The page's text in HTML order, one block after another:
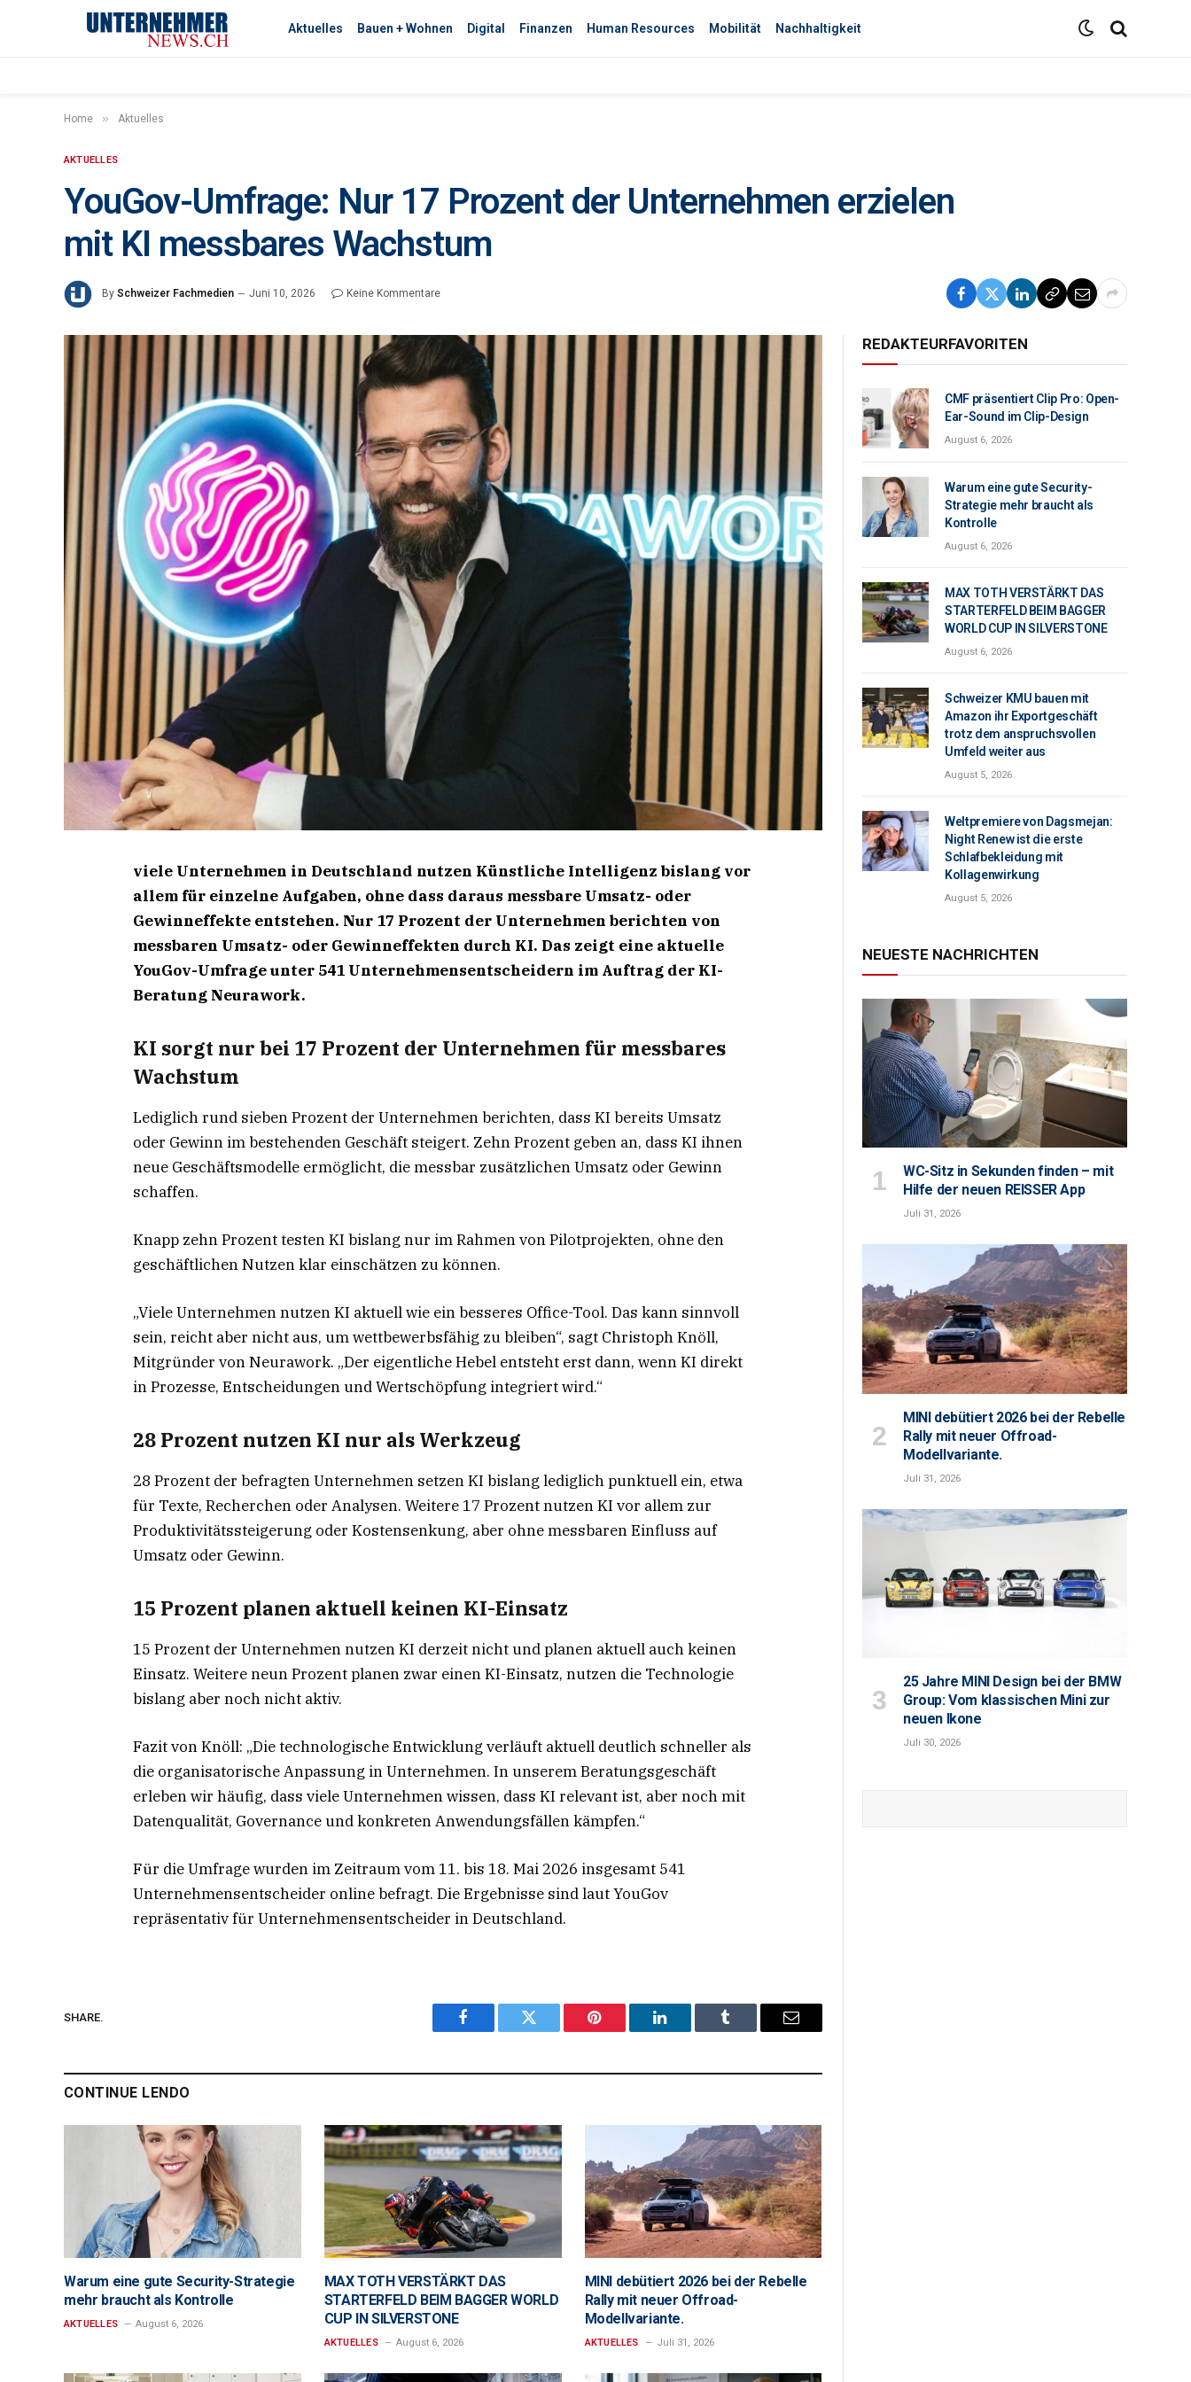
Aktuelles Bauen + Wohnen Digital Finanzen Human Resources Mobilität Nachhaltigkeit
Home » Aktuelles
AKTUELLES
YouGov-Umfrage: Nur 17 Prozent der Unternehmen erzielen
mit KI messbares Wachstum
By Schweizer Fachmedien Juni 10, 2026 Keine Kommentare
viele Unternehmen in Deutschland nutzen Künstliche Intelligenz bislang vor
allem für einzelne Aufgaben, ohne dass daraus messbare Umsatz- oder
Gewinneffekte entstehen. Nur 17 Prozent der Unternehmen berichten von
messbaren Umsatz- oder Gewinneffekten durch KI. Das zeigt eine aktuelle
YouGov-Umfrage unter 541 Unternehmensentscheidern im Auftrag der KI-
Beratung Neurawork.
KI sorgt nur bei 17 Prozent der Unternehmen für messbares
Wachstum
Lediglich rund sieben Prozent der Unternehmen berichten, dass KI bereits Umsatz
oder Gewinn im bestehenden Geschäft steigert. Zehn Prozent geben an, dass KI ihnen
neue Geschäftsmodelle ermöglicht, die messbar zusätzlichen Umsatz oder Gewinn
schaffen.
Knapp zehn Prozent testen KI bislang nur im Rahmen von Pilotprojekten, ohne den
geschäftlichen Nutzen klar einschätzen zu können.
„Viele Unternehmen nutzen KI aktuell wie ein besseres Office-Tool. Das kann sinnvoll
sein, reicht aber nicht aus, um wettbewerbsfähig zu bleiben“, sagt Christoph Knöll,
Mitgründer von Neurawork. „Der eigentliche Hebel entsteht erst dann, wenn KI direkt
in Prozesse, Entscheidungen und Wertschöpfung integriert wird.“
28 Prozent nutzen KI nur als Werkzeug
28 Prozent der befragten Unternehmen setzen KI bislang lediglich punktuell ein, etwa
für Texte, Recherchen oder Analysen. Weitere 17 Prozent nutzen KI vor allem zur
Produktivitätssteigerung oder Kostensenkung, aber ohne messbaren Einfluss auf
Umsatz oder Gewinn.
15 Prozent planen aktuell keinen KI-Einsatz
15 Prozent der Unternehmen nutzen KI derzeit nicht und planen aktuell auch keinen
Einsatz. Weitere neun Prozent planen zwar einen KI-Einsatz, nutzen die Technologie
bislang aber noch nicht aktiv.
Fazit von Knöll: „Die technologische Entwicklung verläuft aktuell deutlich schneller als
die organisatorische Anpassung in Unternehmen. In unserem Beratungsgeschäft
erleben wir häufig, dass viele Unternehmen wissen, dass KI relevant ist, aber noch mit
Datenqualität, Governance und konkreten Anwendungsfällen kämpfen.“
Für die Umfrage wurden im Zeitraum vom 11. bis 18. Mai 2026 insgesamt 541
Unternehmensentscheider online befragt. Die Ergebnisse sind laut YouGov
repräsentativ für Unternehmensentscheider in Deutschland.
SHARE.
Facebook Twitter Pinterest LinkedIn Tumblr Email
CONTINUE LENDO
Warum eine gute Security-Strategie
mehr braucht als Kontrolle
AKTUELLES August 6, 2026
MAX TOTH VERSTÄRKT DAS
STARTERFELD BEIM BAGGER WORLD
CUP IN SILVERSTONE
AKTUELLES August 6, 2026
MINI debütiert 2026 bei der Rebelle
Rally mit neuer Offroad-
Modellvariante.
AKTUELLES Juli 31, 2026
REDAKTEURFAVORITEN
CMF präsentiert Clip Pro: Open-
Ear-Sound im Clip-Design
August 6, 2026
Warum eine gute Security-
Strategie mehr braucht als
Kontrolle
August 6, 2026
MAX TOTH VERSTÄRKT DAS
STARTERFELD BEIM BAGGER
WORLD CUP IN SILVERSTONE
August 6, 2026
Schweizer KMU bauen mit
Amazon ihr Exportgeschäft
trotz dem anspruchsvollen
Umfeld weiter aus
August 5, 2026
Weltpremiere von Dagsmejan:
Night Renew ist die erste
Schlafbekleidung mit
Kollagenwirkung
August 5, 2026
NEUESTE NACHRICHTEN
WC-Sitz in Sekunden finden – mit
Hilfe der neuen REISSER App
Juli 31, 2026
MINI debütiert 2026 bei der Rebelle
Rally mit neuer Offroad-
Modellvariante.
Juli 31, 2026
25 Jahre MINI Design bei der BMW
Group: Vom klassischen Mini zur
neuen Ikone
Juli 30, 2026